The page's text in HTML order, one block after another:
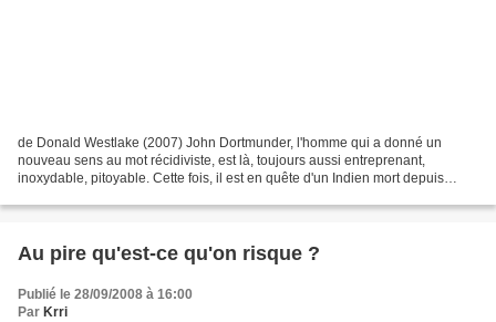
de Donald Westlake (2007) John Dortmunder, l'homme qui a donné un
nouveau sens au mot récidiviste, est là, toujours aussi entreprenant,
inoxydable, pitoyable. Cette fois, il est en quête d'un Indien mort depuis
Au pire qu'est-ce qu'on risque ?
Publié le 28/09/2008 à 16:00
Par Krri